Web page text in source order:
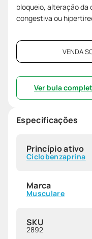
bloqueio, alteração
congestiva ou
VENDA
Ver bula
Especificações
Princípio ativo
Ciclobenzaprina
Marca
Musculare
SKU
2892